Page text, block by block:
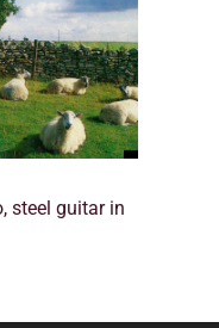
steel guitar in